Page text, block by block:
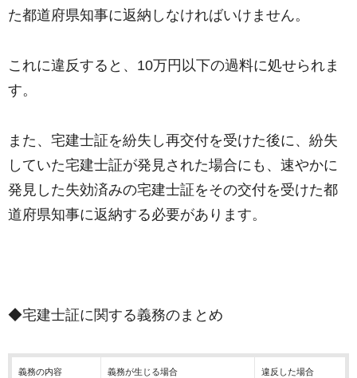
た都道府県知事に返納しなければいけません。
これに違反すると、10万円以下の過料に処せられま
す。
また、宅建士証を紛失し再交付を受けた後に、紛失
していた宅建士証が発見された場合にも、速やかに
発見した失効済みの宅建士証をその交付を受けた都
道府県知事に返納する必要があります。
◆宅建士証に関する義務のまとめ
義務の内容 義務が生じる場合 違反した場合